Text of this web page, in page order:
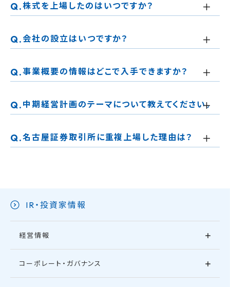
株式を上場したのはいつですか？
会社の設立はいつですか？
事業概要の情報はどこで入手できますか？
中期経営計画のテーマについて教えてください。
名古屋証券取引所に重複上場した理由は？
IR・投資家情報
経営情報
コーポレート・ガバナンス